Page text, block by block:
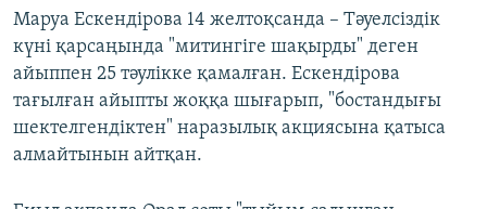
Маруа Ескендірова 14 желтоқсанда – Тәуелсіздік
күні қарсаңында "митингіге шақырды" деген
айыппен 25 тәулікке қамалған. Ескендірова
тағылған айыпты жоққа шығарып, "бостандығы
шектелгендіктен" наразылық акциясына қатыса
алмайтынын айтқан.